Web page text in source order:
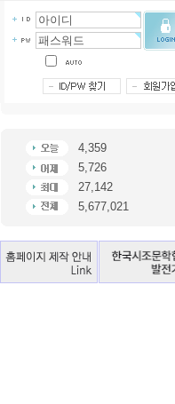
4,359
5,726
27,142
5,677,021